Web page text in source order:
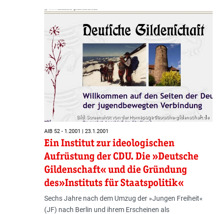
Bild: Screenshot von der Homepage deutsche-gildenschaft.de
AIB 52 - 1.2001 | 23.1.2001
Ein Institut zur ideologischen
Aufrüstung der CDU. Die »Deutsche
Gildenschaft« und die Gründung
des»Instituts für Staatspolitik«
Sechs Jahre nach dem Umzug der »Jungen Freiheit«
(JF) nach Berlin und ihrem Erscheinen als